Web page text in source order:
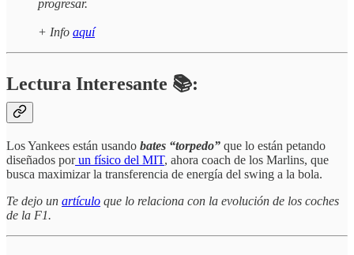
progresar.
+ Info aquí
Lectura Interesante 📚:
Los Yankees están usando bates “torpedo” que lo están petando
diseñados porun físico del MIT, ahora coach de los Marlins, que
busca maximizar la transferencia de energía del swing a la bola.
Te dejo un artículo que lo relaciona con la evolución de los coches
de la F1.